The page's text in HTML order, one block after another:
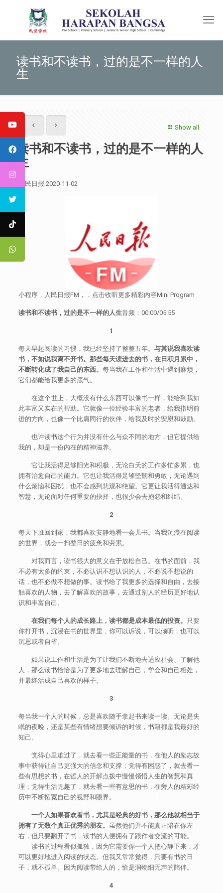
读书和不读书，过的是不一样的人
生
Show all
读书和不读书，过的是不一样的人
生
人民日报 2020-11-02
小程序，人民日报FM，，点击收听更多精彩内容Mini Program
读书和不读书，过的是不一样的人生音频：00:00/05:55
1
每天早起阅读的习惯，我已经坚持了整整五年。 与其说我喜欢读
书，不如说我离不开书。那些每天读进去的书，在日积月累中，
不断转化成了我自己的东西。 每当我在工作和生活中遇到麻烦，
它们都能给我更多的底气。
在这个世上，大概没有什么东西可以像书一样，能给到我如
此丰富又实在的帮助。它就像一位经验丰富的老者，给我指明前
进的方向，也像一个比肩同行的伙伴，给我及时的安慰和鼓励。
也许读书这个行为并没有什么与众不同的地方，但它提供给
我的，却是一份内在的精神滋养。
它让我活得足够阳光和积极，无论白天的工作多忙多累，也
拥有治愈自己的能力。它也让我活得足够坚韧和勇敢，无论遇到
什么烦恼和困扰，也不会感到悲观和绝望。它更让我活得通达和
智慧，无论面对任何重要的抉择，也很少会去抱怨和纠结。
2
每天下班回到家，我都喜欢安静地看一会儿书。当我沉浸在阅读
的世界，就会一扫整日的疲惫和劳累。
对我而言，读书很大的意义在于放松自己。在书的面前，我
不必有太多的约束，不必认识不想认识的人，不必说不想说的
话，也不必做不想做的事。读书给了我更多的选择和自由，去接
触喜欢的人物，去了解喜欢的故事，去通过别人的经历更好地认
识和丰富自己。
在我们每个人的成长路上，读书都是成本最低的投资。 只要
你打开书，沉浸在书的世界里，你可以诉说，可以倾听，也可以
沉思或者自省。
如果说工作和生活是为了让我们不断地去适应社会、了解他
人，那么读书恰恰是为了更多地去理解自己，学会和自己相处，
并最终活成自己喜欢的样子。
3
每当我一个人的时候，总是喜欢随手拿起书来读一读。无论是失
眠的夜晚，还是某些有情绪想要倾诉的时候，书籍都是我最好的
知己。
觉得心里难过了，就去看一些正能量的书，在他人的励志故
事中获得让自己更强大的信念和支撑；觉得有困惑了，就去看一
些有思想的书，在哲人的开解点拨中慢慢领悟人生的智慧和真
理；觉得生活无趣了，就去看一些有意思的书，在旁人的精彩经
历中不断拓宽自己的视野和眼界。
一个人如果喜欢看书，尤其是经典的好书，那么他就相当于
拥有了无数个真正优秀的朋友。 虽然他们并不能真正陪在你左
右，但只要翻开了书，读书的人便拥有了跟作者交流的可能。
读书的过程看似孤独，因为它需要你一个人把心静下来，才
可以更好地进入阅读的状态。但我又常常觉得，只要有书的日
子，就不孤单。因为阅读带给人的，恰是润物细无声的陪伴。
4